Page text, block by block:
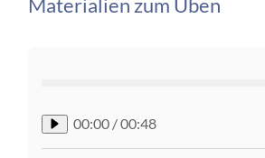
Materialien zum Üben
00:00 /00:48